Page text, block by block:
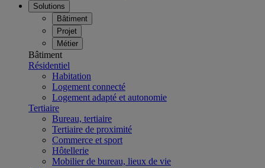
Solutions
Bâtiment
Projet
Métier
Bâtiment
Résidentiel
Habitation
Logement connecté
Logement adapté et autonomie
Tertiaire
Bureau, tertiaire
Tertiaire de proximité
Commerce et sport
Hôtellerie
Mobilier de bureau, lieux de vie